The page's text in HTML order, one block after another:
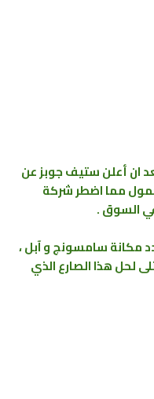
الذكية بعد ان أعلن ستيف جوبز عن
مما اضطر شركة
السوق .
مكانة سامسونج و آبل ،
لحل هذا الصارع الذي